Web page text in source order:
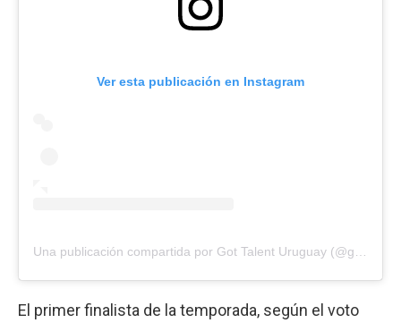
Ver esta publicación en Instagram
El primer finalista de la temporada, según el voto